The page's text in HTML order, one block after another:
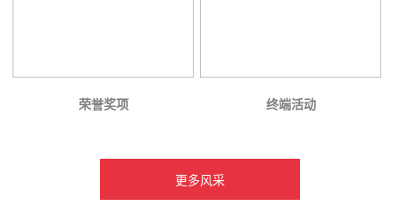
荣誉奖项 终端活动
更多风采